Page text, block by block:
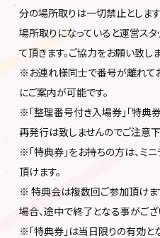
分の場所取りは一切禁止としま
場所取りになっていると運営ス
て頂きます。ご協力をお願い致しま
※お連れ様同士で番号が離れて
にご案内が可能です。
※「整理番号付き入場券」「特典
再発行は致しませんのでご注意下
※「特典券」をお持ちの方は、ミ
頂けます。
※ 特典会は複数回ご参加頂けま
場合、途中で終了となる事がござ
※「特典券」は当日限りの有効と